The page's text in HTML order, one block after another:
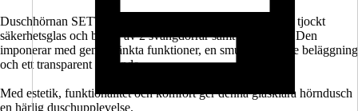
Duschhörnan SETTE från Jungborn är tillverkad av 8 mm tjockt
säkerhetsglas och består av 2 svängdörrar samt en fast del. Den
imponerar med genomtänkta funktioner, en smutsavvisande beläggning
och ett transparent utseende.
Med estetik, funktionalitet och komfort ger denna glasklara hörndusch
en härlig duschupplevelse.